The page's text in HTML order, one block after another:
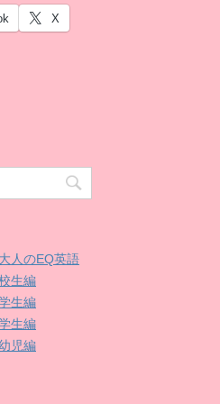
X
人のEQ英語
生編
生編
生編
児編